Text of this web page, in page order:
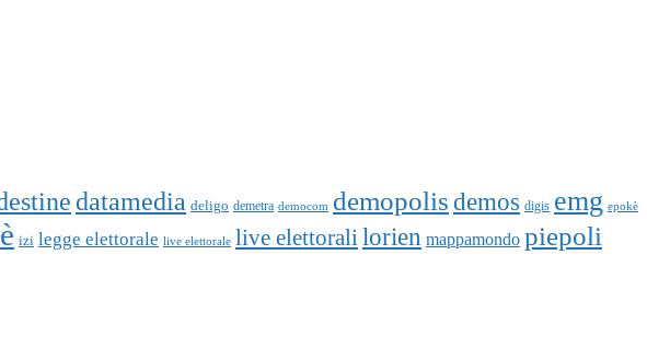
datamedia deligo demetra democom demopolisdemos digis emg epokè
izi legge elettorale live elettorale live elettorali lorien mappamondo piepoli